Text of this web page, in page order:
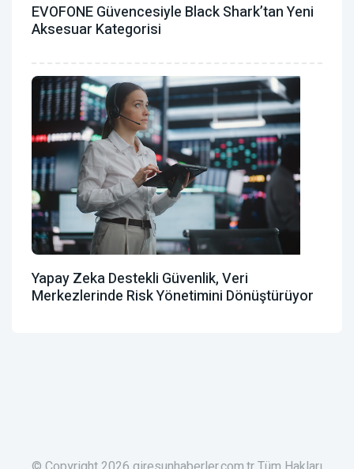
EVOFONE Güvencesiyle Black Shark’tan Yeni
Aksesuar Kategorisi
Yapay Zeka Destekli Güvenlik, Veri
Merkezlerinde Risk Yönetimini Dönüştürüyor